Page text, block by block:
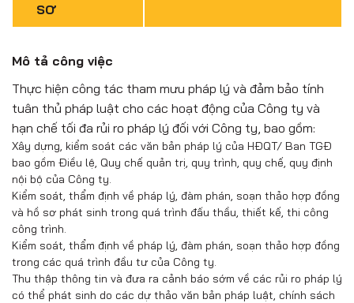
SƠ
Mô tả công việc
Thực hiện công tác tham mưu pháp lý và đảm bảo tính
tuân thủ pháp luật cho các hoạt động của Công ty và
hạn chế tối đa rủi ro pháp lý đối với Công ty, bao gồm:
Xây dựng, kiểm soát các văn bản pháp lý của HĐQT/ Ban TGĐ
bao gồm Điều lệ, Quy chế quản trị, quy trình, quy chế, quy định
nội bộ của Công ty.
Kiểm soát, thẩm định về pháp lý, đàm phán, soạn thảo hợp đồng
và hồ sơ phát sinh trong quá trình đấu thầu, thiết kế, thi công
công trình.
Kiểm soát, thẩm định về pháp lý, đàm phán, soạn thảo hợp đồng
trong các quá trình đầu tư của Công ty.
Thu thập thông tin và đưa ra cảnh báo sớm về các rủi ro pháp lý
có thể phát sinh do các dự thảo văn bản pháp luật, chính sách